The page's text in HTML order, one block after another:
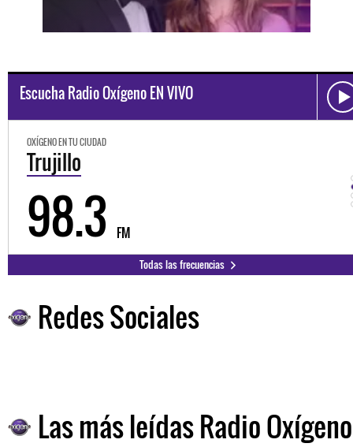
Escucha Radio Oxígeno EN VIVO
OXÍGENO EN TU CIUDAD
Trujillo
98.3 FM
Todas las frecuencias
Redes Sociales
Las más leídas Radio Oxígeno